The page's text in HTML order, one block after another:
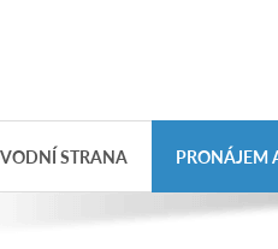
STRANA PRONÁJEM